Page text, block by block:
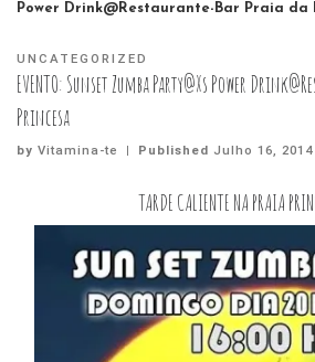
Power Drink@Restaurante-Bar Praia da
UNCATEGORIZED
EVENTO: Sunset Zumba Party@Xs Power
Princesa
by Vitamina-te | Published Julho 16, 2014
TARDE CALIENTE NA PRAIA